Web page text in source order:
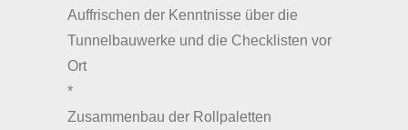
Auffrischen der Kenntnisse über die
Tunnelbauwerke und die Checklisten vor
Ort
*
Zusammenbau der Rollpaletten